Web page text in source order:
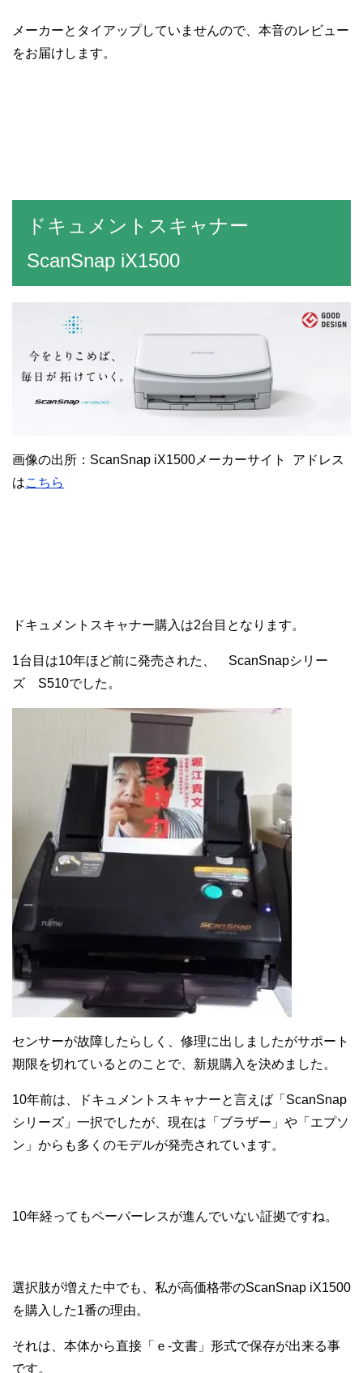
メーカーとタイアップしていませんので、本音のレビュー
をお届けします。
ドキュメントスキャナー
ScanSnap iX1500
画像の出所：ScanSnap iX1500メーカーサイト アドレス
はこちら
ドキュメントスキャナー購入は2台目となります。
1台目は10年ほど前に発売された、 ScanSnapシリー
ズ S510でした。
センサーが故障したらしく、修理に出しましたがサポート
期限を切れているとのことで、新規購入を決めました。
10年前は、ドキュメントスキャナーと言えば「ScanSnap
シリーズ」一択でしたが、現在は「ブラザー」や「エプソ
ン」からも多くのモデルが発売されています。
10年経ってもペーパーレスが進んでいない証拠ですね。
選択肢が増えた中でも、私が高価格帯のScanSnap iX1500
を購入した1番の理由。
それは、本体から直接「ｅ-文書」形式で保存が出来る事
です。